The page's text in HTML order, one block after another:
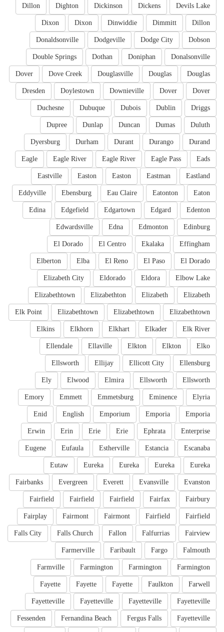
Devils Lake
Dickens
Dickinson
Dighton
Dillon
Dillon
Dimmitt
Dinwiddie
Dixon
Dixon
Dobson
Dodge City
Dodgeville
Donaldsonville
Donalsonville
Doniphan
Dothan
Double Springs
Douglas
Douglas
Douglasville
Dove Creek
Dover
Dover
Dover
Downieville
Doylestown
Dresden
Driggs
Dublin
Dubois
Dubuque
Duchesne
Duluth
Dumas
Duncan
Dunlap
Dupree
Durand
Durango
Durant
Durham
Dyersburg
Eads
Eagle Pass
Eagle River
Eagle River
Eagle
Eastland
Eastman
Easton
Easton
Eastville
Eaton
Eatonton
Eau Claire
Ebensburg
Eddyville
Edenton
Edgard
Edgartown
Edgefield
Edina
Edinburg
Edmonton
Edna
Edwardsville
Effingham
Ekalaka
El Centro
El Dorado
El Dorado
El Paso
El Reno
Elba
Elberton
Elbow Lake
Eldora
Eldorado
Elizabeth City
Elizabeth
Elizabeth
Elizabethton
Elizabethtown
Elizabethtown
Elizabethtown
Elizabethtown
Elk Point
Elk River
Elkader
Elkhart
Elkhorn
Elkins
Elko
Elkton
Elkton
Ellaville
Ellendale
Ellensburg
Ellicott City
Ellijay
Ellsworth
Ellsworth
Ellsworth
Elmira
Elwood
Ely
Elyria
Eminence
Emmetsburg
Emmett
Emory
Emporia
Emporia
Emporium
English
Enid
Enterprise
Ephrata
Erie
Erie
Erin
Erwin
Escanaba
Estancia
Estherville
Eufaula
Eugene
Eureka
Eureka
Eureka
Eureka
Eutaw
Evanston
Evansville
Everett
Evergreen
Fairbanks
Fairbury
Fairfax
Fairfield
Fairfield
Fairfield
Fairfield
Fairfield
Fairmont
Fairmont
Fairplay
Fairview
Falfurrias
Fallon
Falls Church
Falls City
Falmouth
Fargo
Faribault
Farmerville
Farmington
Farmington
Farmington
Farmville
Farwell
Faulkton
Fayette
Fayette
Fayette
Fayetteville
Fayetteville
Fayetteville
Fayetteville
Fayetteville
Fergus Falls
Fernandina Beach
Fessenden